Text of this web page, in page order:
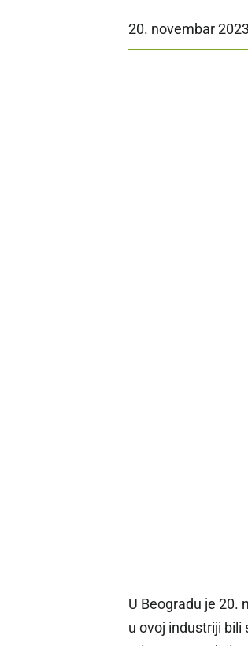
20. novembar
U Beogradu je 20.
u ovoj industriji